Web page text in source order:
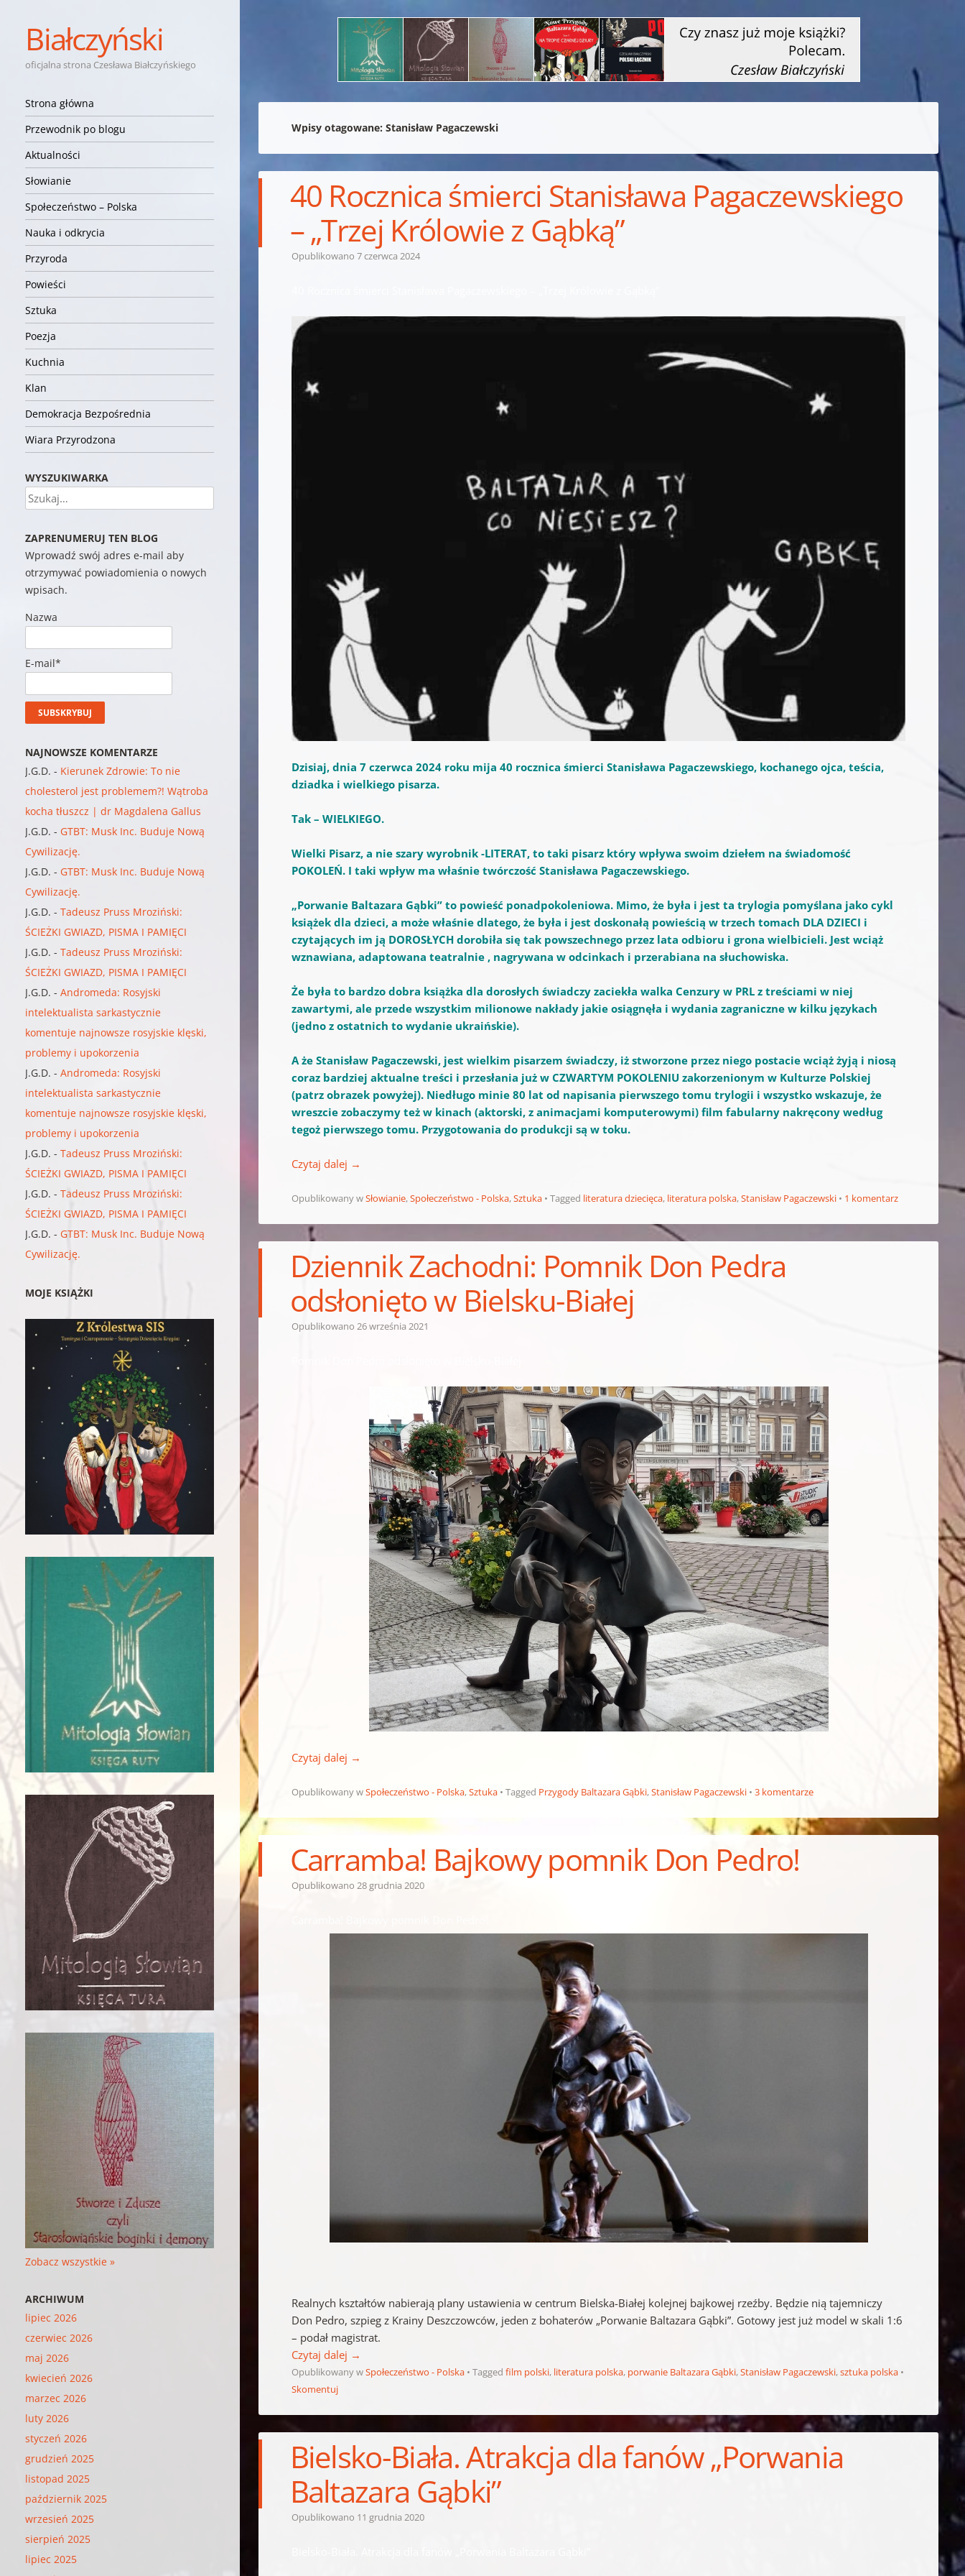
Białczyński
oficjalna strona Czesława Białczyńskiego
Nawigacja
Przejdź do treści
Strona główna
Przewodnik po blogu
Aktualności
Słowianie
Społeczeństwo – Polska
Nauka i odkrycia
Przyroda
Powieści
Sztuka
Poezja
Kuchnia
Klan
Demokracja Bezpośrednia
Wiara Przyrodzona
Wpisy otagowane:Stanisław Pagaczewski
40 Rocznica śmierci Stanisława Pagaczewskiego
– „Trzej Królowie z Gąbką”
Opublikowano7 czerwca 2024
Dzisiaj, dnia 7 czerwca 2024 roku mija 40 rocznica śmierci Stanisława Pagaczewskiego, kochanego ojca, teścia,
dziadka i wielkiego pisarza.
Tak – WIELKIEGO.
Wielki Pisarz, a nie szary wyrobnik -LITERAT, to taki pisarz który wpływa swoim dziełem na świadomość
POKOLEŃ. I taki wpływ ma właśnie twórczość Stanisława Pagaczewskiego.
„Porwanie Baltazara Gąbki” to powieść ponadpokoleniowa. Mimo, że była i jest ta trylogia pomyślana jako cykl
książek dla dzieci, a może właśnie dlatego, że była i jest doskonałą powieścią w trzech tomach DLA DZIECI i
czytających im ją DOROSŁYCH dorobiła się tak powszechnego przez lata odbioru i grona wielbicieli. Jest wciąż
wznawiana, adaptowana teatralnie , nagrywana w odcinkach i przerabiana na słuchowiska.
Że była to bardzo dobra książka dla dorosłych świadczy zaciekła walka Cenzury w PRL z treściami w niej
zawartymi, ale przede wszystkim milionowe nakłady jakie osiągnęła i wydania zagraniczne w kilku językach
(jedno z ostatnich to wydanie ukraińskie).
A że Stanisław Pagaczewski, jest wielkim pisarzem świadczy, iż stworzone przez niego postacie wciąż żyją i niosą
coraz bardziej aktualne treści i przesłania już w CZWARTYM POKOLENIU zakorzenionym w Kulturze Polskiej
(patrz obrazek powyżej). Niedługo minie 80 lat od napisania pierwszego tomu trylogii i wszystko wskazuje, że
wreszcie zobaczymy też w kinach (aktorski, z animacjami komputerowymi) film fabularny nakręcony według
tegoż pierwszego tomu. Przygotowania do produkcji są w toku.
Czytaj dalej →
Opublikowany wSłowianie,Społeczeństwo - Polska,Sztuka Tagged literatura dziecięca, literatura polska,Stanisław Pagaczewski 1 komentarz
Dziennik Zachodni: Pomnik Don Pedra
odsłonięto w Bielsku-Białej
Opublikowano26 września 2021
Czytaj dalej →
Opublikowany wSpołeczeństwo - Polska,Sztuka Tagged Przygody Baltazara Gąbki,Stanisław Pagaczewski 3 komentarze
Carramba! Bajkowy pomnik Don Pedro!
Opublikowano28 grudnia 2020
Realnych kształtów nabierają plany ustawienia w centrum Bielska-Białej kolejnej bajkowej rzeźby. Będzie nią tajemniczy
Don Pedro, szpieg z Krainy Deszczowców, jeden z bohaterów „Porwanie Baltazara Gąbki”. Gotowy jest już model w skali 1:6
– podał magistrat.
Czytaj dalej →
Opublikowany wSpołeczeństwo - Polska Taggedfilm polski, literatura polska, porwanie Baltazara Gąbki,Stanisław Pagaczewski,sztuka polska
Skomentuj
Bielsko-Biała. Atrakcja dla fanów „Porwania
Baltazara Gąbki”
Opublikowano 11 grudnia 2020
WYSZUKIWARKA
Szukaj
ZAPRENUMERUJ TEN BLOG
Wprowadź swój adres e-mail aby
otrzymywać powiadomienia o nowych
wpisach.
Nazwa
E-mail*
NAJNOWSZE KOMENTARZE
J.G.D. - Kierunek Zdrowie: To nie
cholesterol jest problemem?! Wątroba
kocha tłuszcz | dr Magdalena Gallus
J.G.D. - GTBT: Musk Inc. Buduje Nową
Cywilizację.
J.G.D. - GTBT: Musk Inc. Buduje Nową
Cywilizację.
J.G.D. -Tadeusz Pruss Mroziński:
ŚCIEŻKI GWIAZD, PISMA I PAMIĘCI
J.G.D. -Tadeusz Pruss Mroziński:
ŚCIEŻKI GWIAZD, PISMA I PAMIĘCI
J.G.D. -Andromeda: Rosyjski
intelektualista sarkastycznie
komentuje najnowsze rosyjskie klęski,
problemy i upokorzenia
J.G.D. -Andromeda: Rosyjski
intelektualista sarkastycznie
komentuje najnowsze rosyjskie klęski,
problemy i upokorzenia
J.G.D. -Tadeusz Pruss Mroziński:
ŚCIEŻKI GWIAZD, PISMA I PAMIĘCI
J.G.D. -Tadeusz Pruss Mroziński:
ŚCIEŻKI GWIAZD, PISMA I PAMIĘCI
J.G.D. - GTBT: Musk Inc. Buduje Nową
Cywilizację.
MOJE KSIĄŻKI
Zobacz wszystkie »
ARCHIWUM
lipiec 2026
czerwiec 2026
maj 2026
kwiecień 2026
marzec 2026
luty 2026
styczeń 2026
grudzień 2025
listopad 2025
październik 2025
wrzesień 2025
sierpień 2025
lipiec 2025